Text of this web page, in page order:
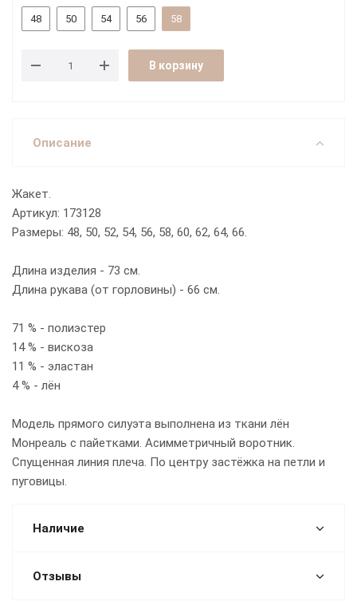
48 50 54 56 58
В корзину
Описание
Жакет.
Артикул: 173128
Размеры: 48, 50, 52, 54, 56, 58, 60, 62, 64, 66.
Длина изделия - 73 см.
Длина рукава (от горловины) - 66 см.
71 % - полиэстер
14 % - вискоза
11 % - эластан
4 % - лён
Модель прямого силуэта выполнена из ткани лён
Монреаль с пайетками. Асимметричный воротник.
Спущенная линия плеча. По центру застёжка на петли и
пуговицы.
Наличие
Отзывы